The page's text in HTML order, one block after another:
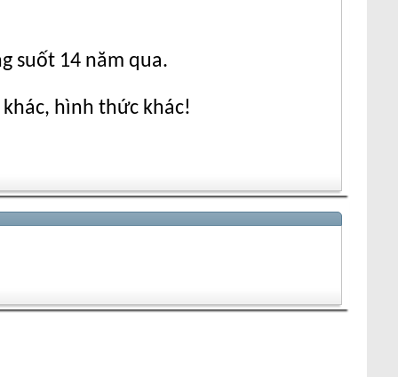
suốt 14 năm qua.
hình thức khác!